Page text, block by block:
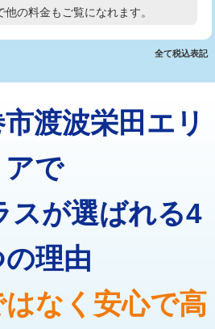
戻し作業） 11,000円~
66,000円
10㎝超え）
まで） 27,500円
16,500円
現場見積
現地調査
33,000円
え +3,300円
・清掃・修
11,000円
理・清掃・修
22,000円
・清掃・修
33,000円
の料金もご覧になれます。
全て税込表記
渡波栄田エリ
アで
スが選ばれる4
理由
なく安心で高